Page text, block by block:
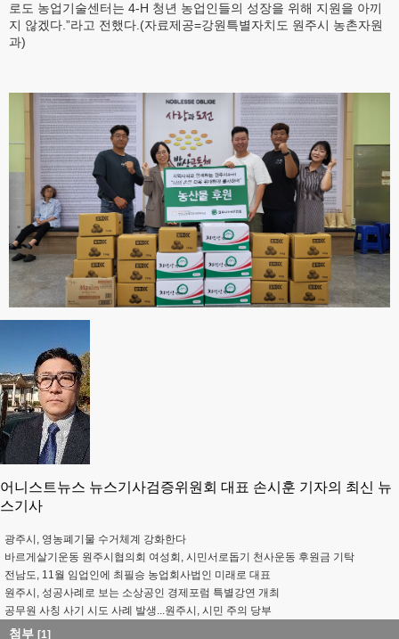
로도 농업기술센터는 4-H 청년 농업인들의 성장을 위해 지원을 아끼
지 않겠다.”라고 전했다.(자료제공=강원특별자치도 원주시 농촌자원
과)
어니스트뉴스 뉴스기사검증위원회 대표 손시훈 기자의 최신 뉴
스기사
광주시, 영농폐기물 수거체계 강화한다
바르게살기운동 원주시협의회 여성회, 시민서로돕기 천사운동 후원금 기탁
전남도, 11월 임업인에 최필승 농업회사법인 미래로 대표
원주시, 성공사례로 보는 소상공인 경제포럼 특별강연 개최
공무원 사칭 사기 시도 사례 발생...원주시, 시민 주의 당부
첨부 [1]